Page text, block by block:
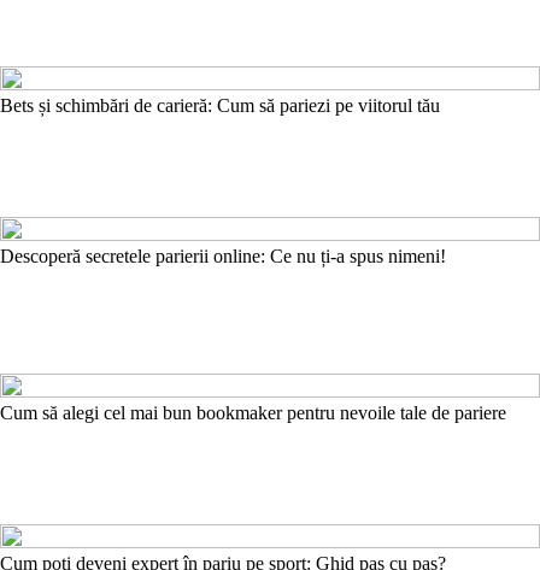
Bets și schimbări de carieră: Cum să pariezi pe viitorul tău
Descoperă secretele parierii online: Ce nu ți-a spus nimeni!
Cum să alegi cel mai bun bookmaker pentru nevoile tale de pariere
Cum poți deveni expert în pariu pe sport: Ghid pas cu pas?